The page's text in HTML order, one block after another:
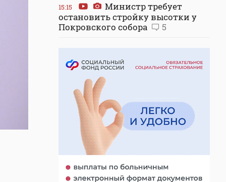
15:15
Министр требует
остановить стройку высотки у
Покровского собора
5